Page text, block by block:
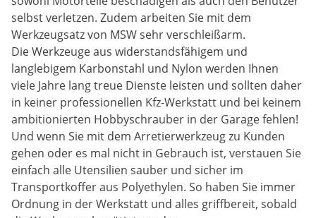
selbst verletzen. Zudem arbeiten Sie mit dem
Werkzeugsatz von MSW sehr verschleißarm.
Die Werkzeuge aus widerstandsfähigem und
langlebigem Karbonstahl und Nylon werden Ihnen
viele Jahre lang treue Dienste leisten und sollten daher
in keiner professionellen Kfz-Werkstatt und bei keinem
ambitionierten Hobbyschrauber in der Garage fehlen!
Und wenn Sie mit dem Arretierwerkzeug zu Kunden
gehen oder es mal nicht in Gebrauch ist, verstauen Sie
einfach alle Utensilien sauber und sicher im
Transportkoffer aus Polyethylen. So haben Sie immer
Ordnung in der Werkstatt und alles griffbereit, sobald